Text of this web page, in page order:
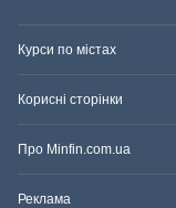
Курси по містах
Корисні сторінки
Про Minfin.com.ua
Реклама